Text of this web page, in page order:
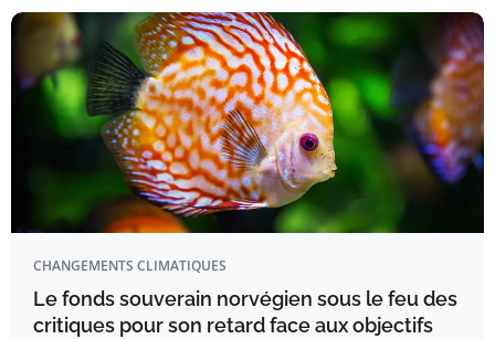
CHANGEMENTS CLIMATIQUES
Le fonds souverain norvégien sous le feu des
critiques pour son retard face aux objectifs